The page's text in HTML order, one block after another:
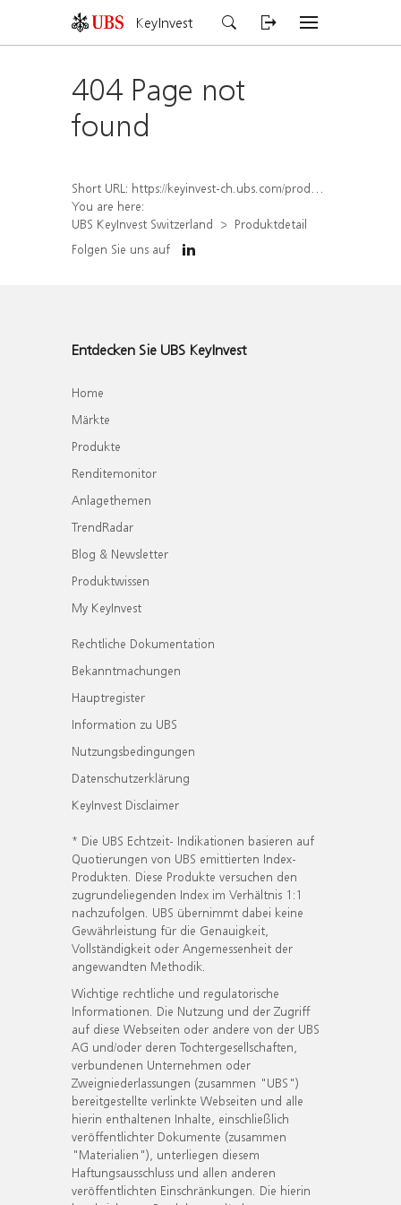
KeyInvest
404 Page not
found
Short URL: https://keyinvest-ch.ubs.com/produkt/detail/index/isin/CH1570494661
You are here:
UBS KeyInvest Switzerland
Produktdetail
Folgen Sie uns auf
Entdecken Sie UBS KeyInvest
Home
Märkte
Produkte
Renditemonitor
Anlagethemen
TrendRadar
Blog & Newsletter
Produktwissen
My KeyInvest
Rechtliche Dokumentation
Bekanntmachungen
Hauptregister
Information zu UBS
Nutzungsbedingungen
Datenschutzerklärung
KeyInvest Disclaimer
* Die UBS Echtzeit- Indikationen basieren auf
Quotierungen von UBS emittierten Index-
Produkten. Diese Produkte versuchen den
zugrundeliegenden Index im Verhältnis 1:1
nachzufolgen. UBS übernimmt dabei keine
Gewährleistung für die Genauigkeit,
Vollständigkeit oder Angemessenheit der
angewandten Methodik.
Wichtige rechtliche und regulatorische
Informationen. Die Nutzung und der Zugriff
auf diese Webseiten oder andere von der UBS
AG und/oder deren Tochtergesellschaften,
verbundenen Unternehmen oder
Zweigniederlassungen (zusammen "UBS")
bereitgestellte verlinkte Webseiten und alle
hierin enthaltenen Inhalte, einschließlich
veröffentlichter Dokumente (zusammen
"Materialien"), unterliegen diesem
Haftungsausschluss und allen anderen
veröffentlichten Einschränkungen. Die hierin